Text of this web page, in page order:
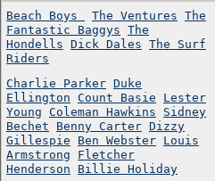
Beach Boys The Ventures The
Fantastic Baggys The
Hondells Dick Dales The Surf
Riders
Charlie Parker Duke
Ellington Count Basie
Lester
Young Coleman Hawkins
Sidney
Bechet
Benny Carter Dizzy
Gillespie
Ben Webster Louis
Armstrong
Fletcher
Henderson
Billie Holiday